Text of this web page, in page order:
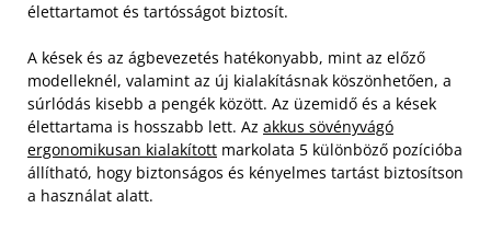
élettartamot és tartósságot biztosít.
A kések és az ágbevezetés hatékonyabb, mint az előző
modelleknél, valamint az új kialakításnak köszönhetően, a
súrlódás kisebb a pengék között. Az üzemidő és a kések
élettartama is hosszabb lett. Az akkus sövényvágó
ergonomikusan kialakított markolata 5 különböző pozícióba
állítható, hogy biztonságos és kényelmes tartást biztosítson
a használat alatt.